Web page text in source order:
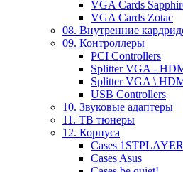
VGA Cards
VGA Cards Zotac
08. Внутренние
09. Контроллеры
PCI Controllers
Splitter VGA -
Splitter VGA \
USB Controllers
10. Звуковые адаптеры
11. ТВ тюнеры
12. Корпуса
Cases 1STPLAYER
Cases Asus